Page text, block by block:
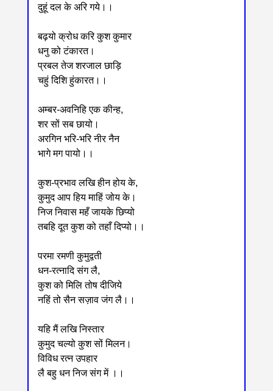
दुहूं दल के अरि गये।।
बढ़यो क्रोध करि कुश कुमार
धनु को टंकारत।
प्रबल तेज शरजाल छाड़ि
चहुं दिशि हुंकारत।।
अम्बर-अवनिहि एक कीन्ह,
शर सों सब छायो।
अरगिन भरि-भरि नीर नैन
भागे मग पायो।।
कुश-प्रभाव लखि हीन होय के,
कुमुद आप हिय माहिं जोय के।
निज निवास महँ जायके छिप्यो
तबहि दूत कुश को तहाँ दिप्यो।।
परमा रमणी कुमुद्वती
धन-रत्नादि संग लै,
कुश को मिलि तोष दीजिये
नहिं तो सैन सज़ाव जंग लै।।
यहि मैं लखि निस्तार
कुमुद चल्यो कुश सों मिलन।
विविध रत्न उपहार
लै बहु धन निज संग में ।।